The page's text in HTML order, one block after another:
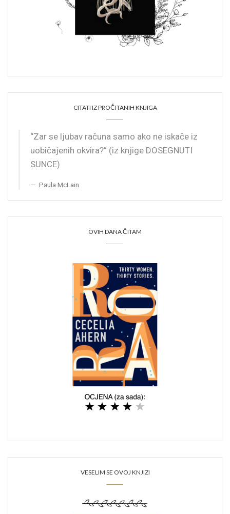
CITATI IZ PROČITANIH KNJIGA
“Zar se ljubav računa samo ako ne iskače iz
uobičajenih okvira?” (iz knjige DOSEGNUTI
SUNCE)
Paula McLain
OVIH DANA ČITAM
VESELIM SE OVOJ KNJIZI